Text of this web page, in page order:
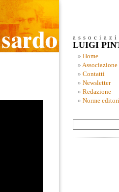
LUIGI
Home
Associazione
Contatti
Newsletter
Redazione
Norme